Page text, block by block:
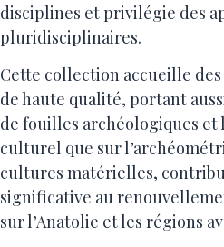
disciplines et privilégie des
pluridisciplinaires.
Cette collection accueille
de haute qualité, portant
de fouilles archéologiques et
culturel que sur
cultures matérielles,
significative au
sur l’Anatolie et les régions